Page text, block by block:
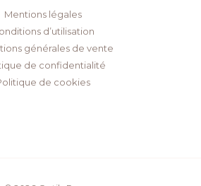
Mentions légales
d’utilisation
générales de vente
de confidentialité
de cookies